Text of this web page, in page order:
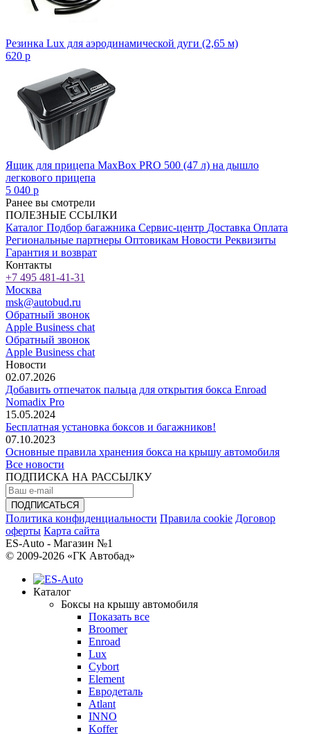
Резинка Lux для аэродинамической дуги (2,65 м)
620 p
Ящик для прицепа MaxBox PRO 500 (47 л) на дышло
легкового прицепа
5 040 p
Ранее вы смотрели
ПОЛЕЗНЫЕ ССЫЛКИ
Каталог Подбор багажника Сервис-центр Доставка Оплата
Региональные партнеры Оптовикам Новости Реквизиты
Гарантия и возврат
Контакты
+7 495 481-41-31
Москва
msk@autobud.ru
Обратный звонок
Apple Business chat
Обратный звонок
Apple Business chat
Новости
02.07.2026
Добавить отпечаток пальца для открытия бокса Enroad
Nomadix Pro
15.05.2024
Бесплатная установка боксов и багажников!
07.10.2023
Основные правила хранения бокса на крышу автомобиля
Все новости
ПОДПИСКА НА РАССЫЛКУ
Политика конфиденциальности Правила cookie Договор
оферты Карта сайта
ES-Auto - Магазин №1
© 2009-2026 «ГК Автобад»
Каталог
Боксы на крышу автомобиля
Показать все
Broomer
Enroad
Lux
Cybort
Element
Евродеталь
Atlant
INNO
Koffer